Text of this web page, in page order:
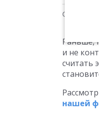
Статьи
Раньше,
и не
считать
нашей